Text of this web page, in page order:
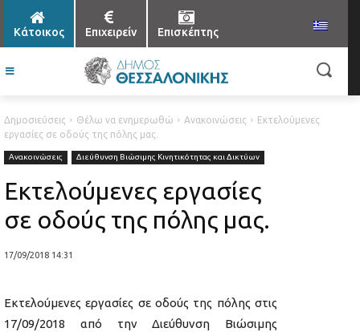
Κάτοικος Επιχειρείν Επισκέπτης
Δημοσιεύσεις Θέλω να ενημερωθώ Ανακοινώσεις
Εκτελούμενες
εργασίες σε οδούς της πόλης μας.
Ανακοινώσεις Διεύθυνση Βιώσιμης Κινητικότητας και Δικτύων
Εκτελούμενες εργασίες
σε οδούς της πόλης μας.
17/09/2018 14:31
Εκτελούμενες εργασίες σε οδούς της πόλης στις
17/09/2018 από την Διεύθυνση Βιώσιμης